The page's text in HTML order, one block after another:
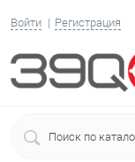
Войти Регистрация